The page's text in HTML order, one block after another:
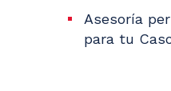
Asesoría
para tu